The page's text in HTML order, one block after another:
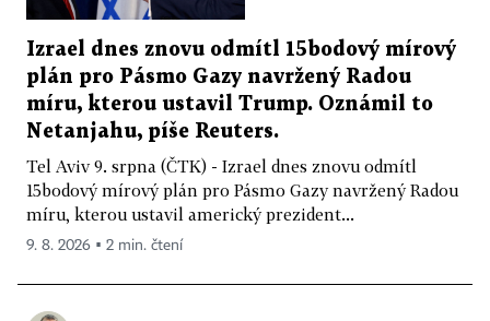
Izrael dnes znovu odmítl 15bodový mírový
plán pro Pásmo Gazy navržený Radou
míru, kterou ustavil Trump. Oznámil to
Netanjahu, píše Reuters.
Tel Aviv 9. srpna (ČTK) - Izrael dnes znovu odmítl
15bodový mírový plán pro Pásmo Gazy navržený Radou
míru, kterou ustavil americký prezident...
9. 8. 2026 ▪ 2 min. čtení